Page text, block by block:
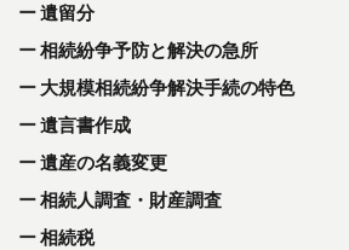
遺留分
相続紛争予防と解決の急所
大規模相続紛争解決手続の特色
遺言書作成
遺産の名義変更
相続人調査・財産調査
相続税